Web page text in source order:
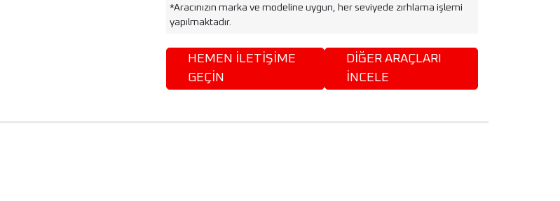
*Aracınızın marka ve modeline uygun, her seviyede zırhlama işlemi
yapılmaktadır.
HEMEN İLETİŞİME
GEÇİN
DİĞER ARAÇLARI
İNCELE